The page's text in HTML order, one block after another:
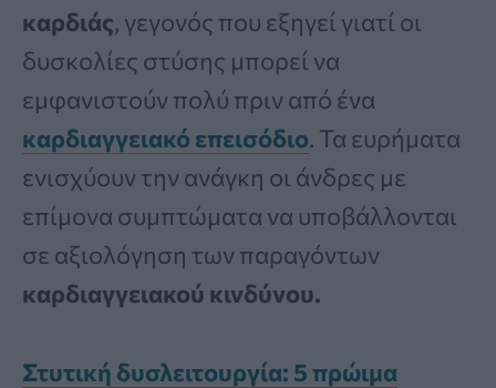
καρδιάς, γεγονός που εξηγεί γιατί οι
δυσκολίες στύσης μπορεί να
εμφανιστούν πολύ πριν από ένα
καρδιαγγειακό επεισόδιο. Τα ευρήματα
ενισχύουν την ανάγκη οι άνδρες με
επίμονα συμπτώματα να υποβάλλονται
σε αξιολόγηση των παραγόντων
καρδιαγγειακού κινδύνου.
Στυτική δυσλειτουργία: 5 πρώιμα